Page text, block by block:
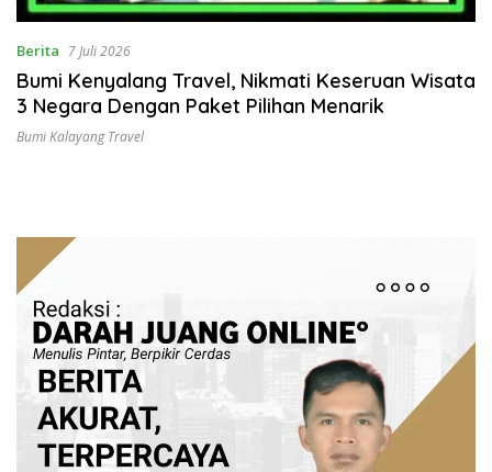
Berita 7 Juli 2026
Bumi Kenyalang Travel, Nikmati Keseruan Wisata
3 Negara Dengan Paket Pilihan Menarik
Bumi Kalayang Travel